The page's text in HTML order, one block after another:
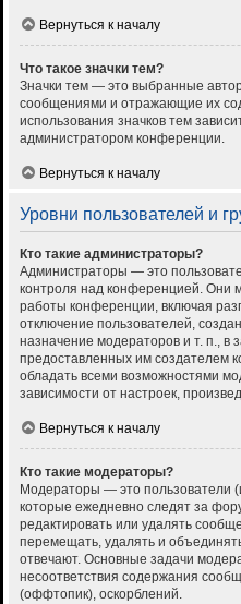
Вернуться к началу
Что такое значки тем?
Значки тем — это выбранные
сообщениями и отражающие их
использования значков тем
администратором конференции.
Вернуться к началу
Уровни пользователей и
Кто такие администраторы?
Администраторы — это
контроля над конференцией. Они
работы конференции, включая
отключение пользователей,
назначение модераторов и т. п., в
предоставленных им создателем
обладать всеми возможностями
зависимости от настроек,
Вернуться к началу
Кто такие модераторы?
Модераторы — это пользователи
которые ежедневно следят за
редактировать или удалять
перемещать, удалять и
отвечают. Основные задачи
несоответствия содержания
(оффтопик), оскорблений.